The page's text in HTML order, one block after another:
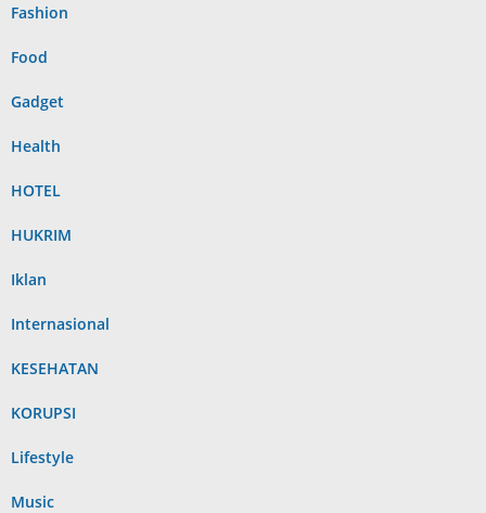
Fashion
Food
Gadget
Health
HOTEL
HUKRIM
Iklan
Internasional
KESEHATAN
KORUPSI
Lifestyle
Music